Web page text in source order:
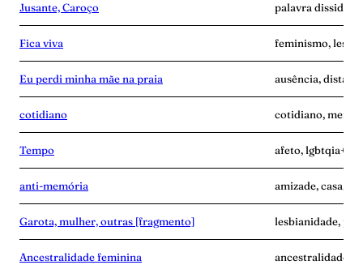
Jusante, Caroço palavra
Fica viva feminismo,
Eu perdi minha mãe na praia ausência,
cotidiano cotidiano,
Tempo afeto, lgbtqia+,
anti-memória amizade, casa,
Garota, mulher, outras [fragmento] lesbianidade,
Ancestralidade feminina ancestralidade,